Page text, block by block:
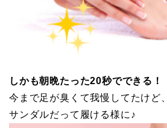
しかも朝晩たった20秒でできる！
今まで足が臭くて我慢してたけど、
サンダルだって履ける様に ♪